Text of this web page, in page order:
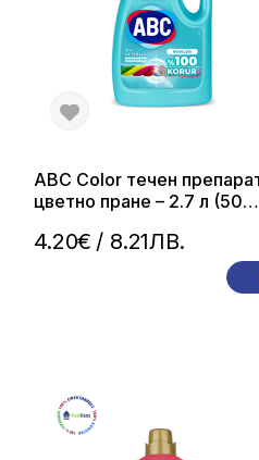
4.20€ / 8.21ЛВ.
ABC Color течен
цветно пране – 2.7 л (50